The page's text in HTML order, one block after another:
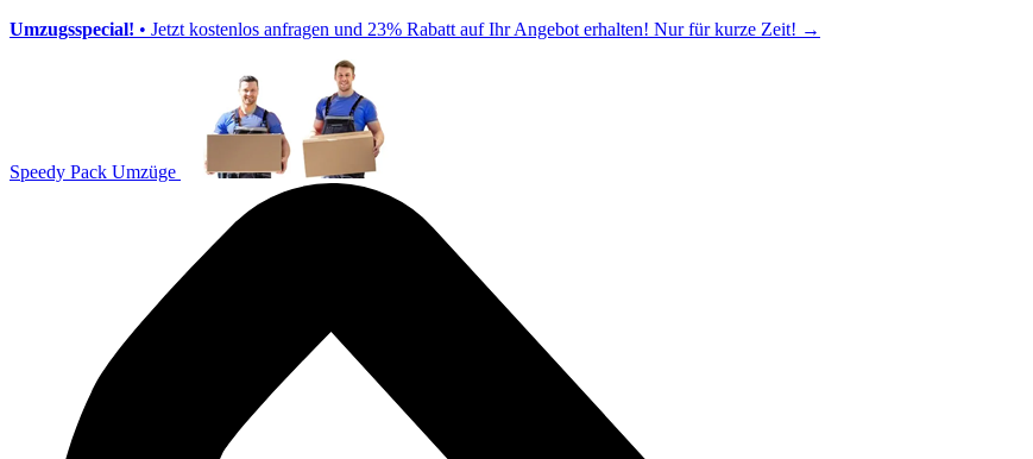
Umzugsspecial! • Jetzt kostenlos anfragen und 23% Rabatt auf Ihr Angebot erhalten! Nur für kurze Zeit! →
Speedy Pack Umzüge